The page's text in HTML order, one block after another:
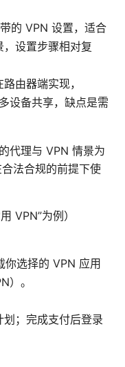
的 VPN 设置，适合
设置步骤相对复
由器端实现，
设备共享，缺点是需
代理与 VPN 情景为
法合规的前提下使
VPN”为例）
选择的 VPN 应用
）。
；完成支付后登录